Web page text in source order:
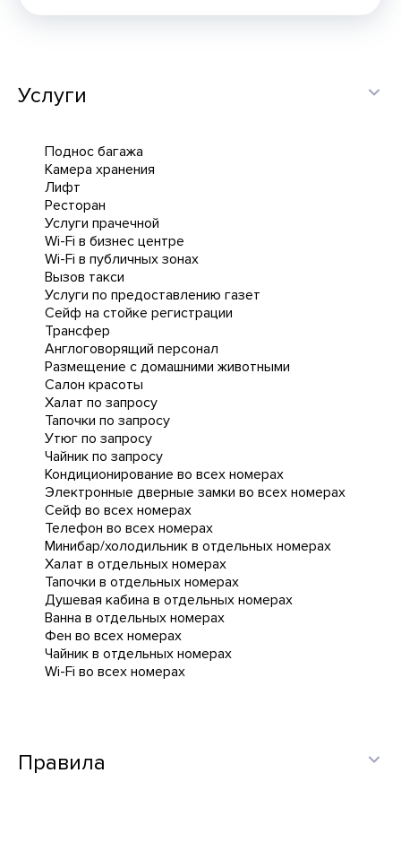
Услуги
Поднос багажа
Камера хранения
Лифт
Ресторан
Услуги прачечной
Wi-Fi в бизнес центре
Wi-Fi в публичных зонах
Вызов такси
Услуги по предоставлению газет
Сейф на стойке регистрации
Трансфер
Англоговорящий персонал
Размещение с домашними животными
Салон красоты
Халат по запросу
Тапочки по запросу
Утюг по запросу
Чайник по запросу
Кондиционирование во всех номерах
Электронные дверные замки во всех номерах
Сейф во всех номерах
Телефон во всех номерах
Минибар/холодильник в отдельных номерах
Халат в отдельных номерах
Тапочки в отдельных номерах
Душевая кабина в отдельных номерах
Ванна в отдельных номерах
Фен во всех номерах
Чайник в отдельных номерах
Wi-Fi во всех номерах
Правила